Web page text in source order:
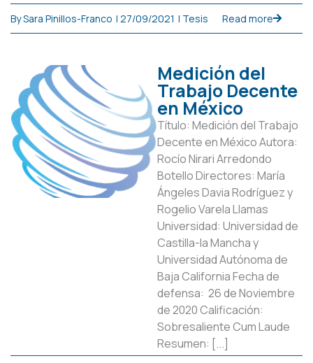
BySara Pinillos-Franco | 27/09/2021 | Tesis Read more
Medición del
Trabajo Decente
en México
Título: Medición del Trabajo
Decente en México Autora:
Rocío Nirari Arredondo
Botello Directores: María
Ángeles Davia Rodríguez y
Rogelio Varela Llamas
Universidad: Universidad de
Castilla-la Mancha y
Universidad Autónoma de
Baja California Fecha de
defensa: 26 de Noviembre
de 2020 Calificación:
Sobresaliente Cum Laude
Resumen: [...]